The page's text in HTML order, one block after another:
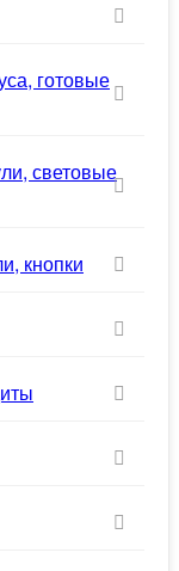
готовые
световые
кнопки